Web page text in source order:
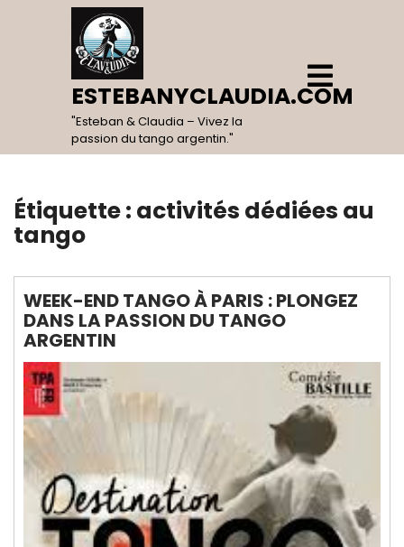
ESTEBANYCLAUDIA.COM
"Esteban & Claudia – Vivez la
passion du tango argentin."
Open
Menu
Étiquette : activités dédiées au
tango
WEEK-END TANGO À PARIS : PLONGEZ
DANS LA PASSION DU TANGO
ARGENTIN